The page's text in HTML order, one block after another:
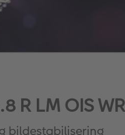
R LM OIS
bildestabilisering